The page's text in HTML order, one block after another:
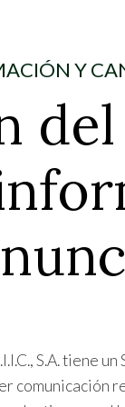
Y
del
S.A. tiene
comunicación